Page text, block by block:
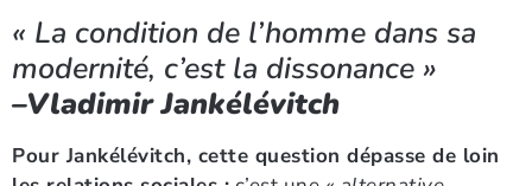
« La condition de l’homme dans sa
modernité, c’est la dissonance »
–Vladimir Jankélévitch
Pour Jankélévitch, cette question dépasse de loin